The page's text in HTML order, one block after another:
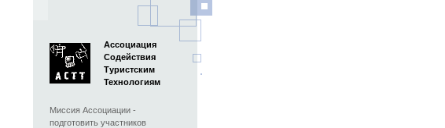
Ассоциация
Содействия
Туристским
Технологиям
Миссия Ассоциации -
подготовить участников